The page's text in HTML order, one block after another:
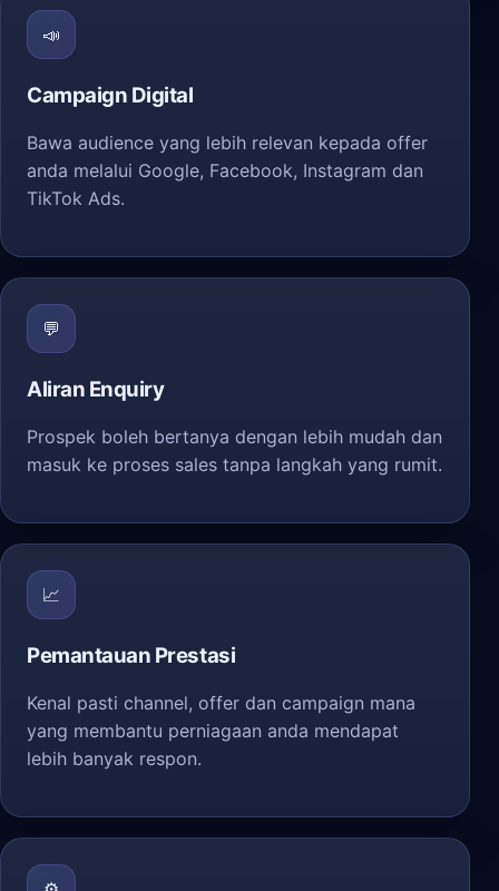
📣
Campaign Digital
Bawa audience yang lebih relevan kepada offer
anda melalui Google, Facebook, Instagram dan
TikTok Ads.
💬
Aliran Enquiry
Prospek boleh bertanya dengan lebih mudah dan
masuk ke proses sales tanpa langkah yang rumit.
📈
Pemantauan Prestasi
Kenal pasti channel, offer dan campaign mana
yang membantu perniagaan anda mendapat
lebih banyak respon.